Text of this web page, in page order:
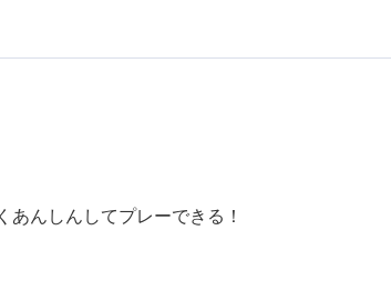
んしんしてプレーできる！